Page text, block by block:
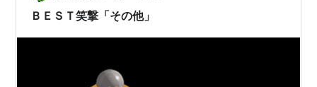
ＢＥＳＴ笑撃「その他」